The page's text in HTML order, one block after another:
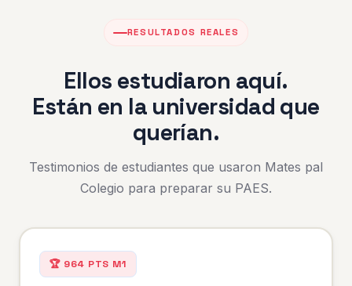
RESULTADOS REALES
Ellos estudiaron aquí.
Están en la universidad que
querían.
Testimonios de estudiantes que usaron Mates pal
Colegio para preparar su PAES.
🏆 964 PTS M1